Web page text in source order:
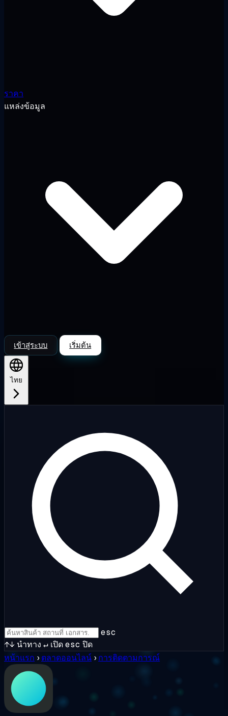
ราคา
แหล่งข้อมูล
เข้าสู่ระบบ เริ่มต้น
ไทย
esc
↑↓ นำทาง ↵ เปิดesc ปิด
หน้าแรก › ตลาดออนไลน์ › การติดตามการณ์